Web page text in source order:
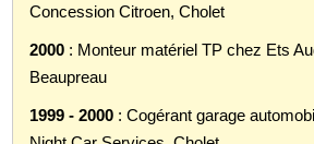
Concession Citroen, Cholet
2000 : Monteur matériel TP chez Ets
Beaupreau
1999 - 2000 : Cogérant garage